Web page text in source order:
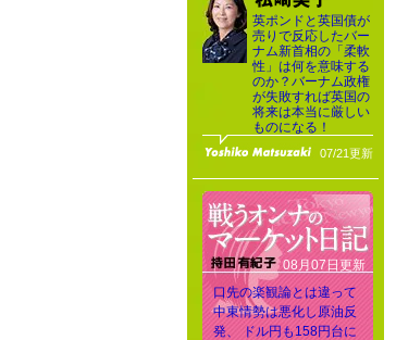
英ポンドと英国債が
売りで反応したバー
ナム新首相の「柔軟
性」は何を意味する
のか？バーナム政権
が失敗すれば英国の
将来は本当に厳しい
ものになる！
07/21更新
08月07日更新
口先の楽観論とは違って
中東情勢は悪化し原油反
発、 ドル円も158円台に